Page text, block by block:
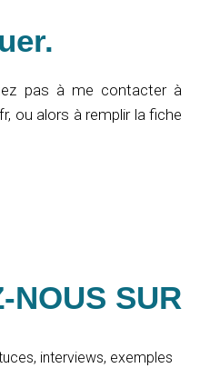
pas à me contacter à
ou alors à remplir la fiche
NOUS SUR
interviews, exemples